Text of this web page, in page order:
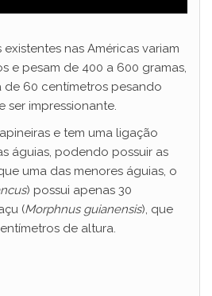
nas Américas variam
e pesam de 400 a 600 gramas,
de 60 centímetros pesando
ser impressionante.
e tem uma ligação
águias, podendo possuir as
uma das menores águias, o
) possui apenas 30
(Morphnus guianensis), que
de altura.